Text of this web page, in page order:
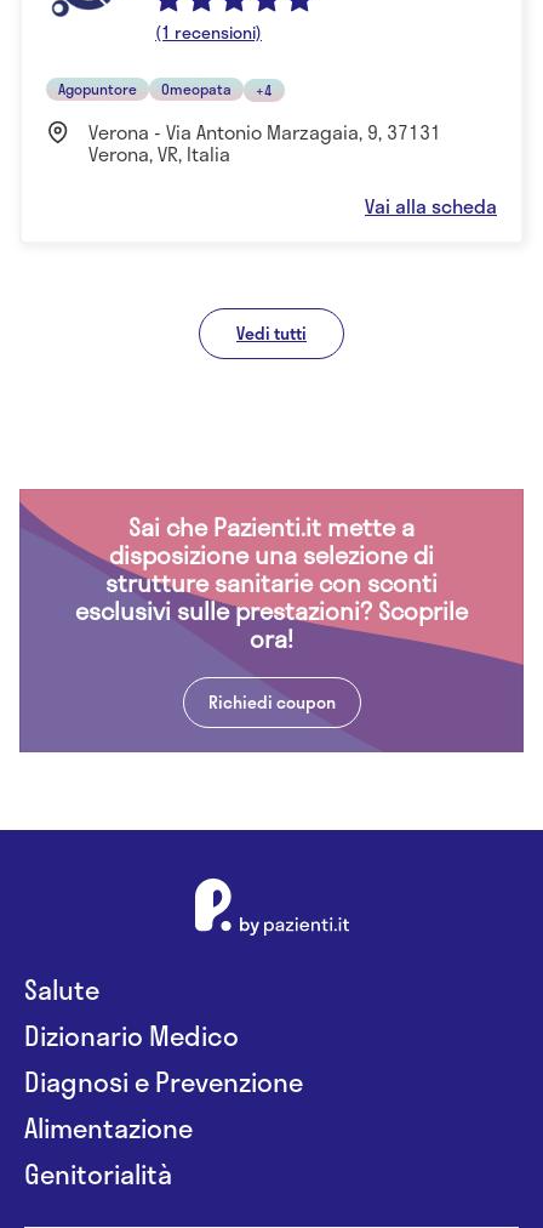
(1 recensioni)
Agopuntore Omeopata +4
Verona - Via Antonio Marzagaia, 9, 37131
Verona, VR, Italia
Vai alla scheda
Vedi tutti
Sai che Pazienti.it mette a
disposizione una selezione di
strutture sanitarie con sconti
esclusivi sulle prestazioni? Scoprile
ora!
Richiedi coupon
Salute
Dizionario Medico
Diagnosi e Prevenzione
Alimentazione
Genitorialità